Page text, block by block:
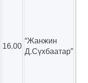
16.00
“Жанжин
Д.Сүхбаатар”